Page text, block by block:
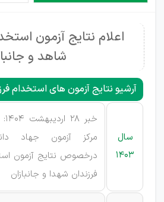
اعلام نتایج آزمون
شاهد و
آرشیو نتایج آزمون های استخدام
سال
1403
مرکز آزمون جهاد
درخصوص نتایج آزمون
فرزندان شهدا و جانبازان